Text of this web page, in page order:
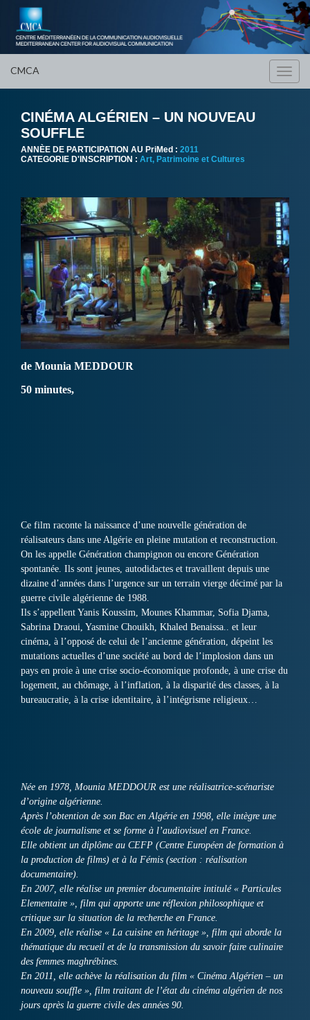
CMCA
CINÉMA ALGÉRIEN – UN NOUVEAU
SOUFFLE
ANNÈE DE PARTICIPATION AU PriMed : 2011
CATEGORIE D'INSCRIPTION : Art, Patrimoine et Cultures
de Mounia MEDDOUR
50 minutes,
Ce film raconte la naissance d’une nouvelle génération de
réalisateurs dans une Algérie en pleine mutation et reconstruction.
On les appelle Génération champignon ou encore Génération
spontanée. Ils sont jeunes, autodidactes et travaillent depuis une
dizaine d’années dans l’urgence sur un terrain vierge décimé par la
guerre civile algérienne de 1988.
Ils s’appellent Yanis Koussim, Mounes Khammar, Sofia Djama,
Sabrina Draoui, Yasmine Chouikh, Khaled Benaissa.. et leur
cinéma, à l’opposé de celui de l’ancienne génération, dépeint les
mutations actuelles d’une société au bord de l’implosion dans un
pays en proie à une crise socio-économique profonde, à une crise du
logement, au chômage, à l’inflation, à la disparité des classes, à la
bureaucratie, à la crise identitaire, à l’intégrisme religieux…
Née en 1978, Mounia MEDDOUR est une réalisatrice-scénariste
d’origine algérienne.
Après l’obtention de son Bac en Algérie en 1998, elle intègre une
école de journalisme et se forme à l’audiovisuel en France.
Elle obtient un diplôme au CEFP (Centre Européen de formation à
la production de films) et à la Fémis (section : réalisation
documentaire).
En 2007, elle réalise un premier documentaire intitulé « Particules
Elementaire », film qui apporte une réflexion philosophique et
critique sur la situation de la recherche en France.
En 2009, elle réalise « La cuisine en héritage », film qui aborde la
thématique du recueil et de la transmission du savoir faire culinaire
des femmes maghrébines.
En 2011, elle achève la réalisation du film « Cinéma Algérien – un
nouveau souffle », film traitant de l’état du cinéma algérien de nos
jours après la guerre civile des années 90.